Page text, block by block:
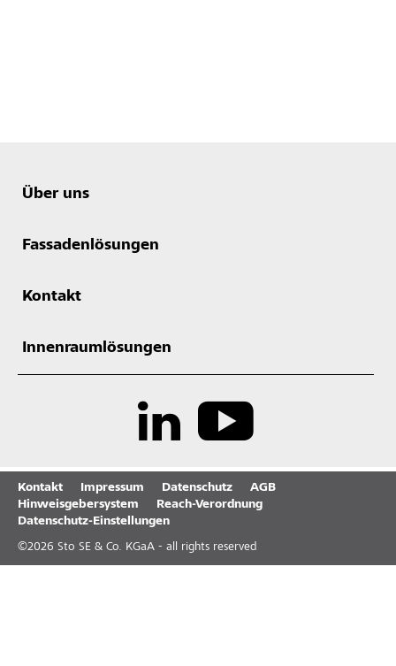
Über uns
Fassadenlösungen
Kontakt
Innenraumlösungen
Kontakt Impressum Datenschutz
AGB
Hinweisgebersystem
Reach-Verordnung
Datenschutz-Einstellungen
©2026 Sto SE & Co. KGaA - all rights reserved